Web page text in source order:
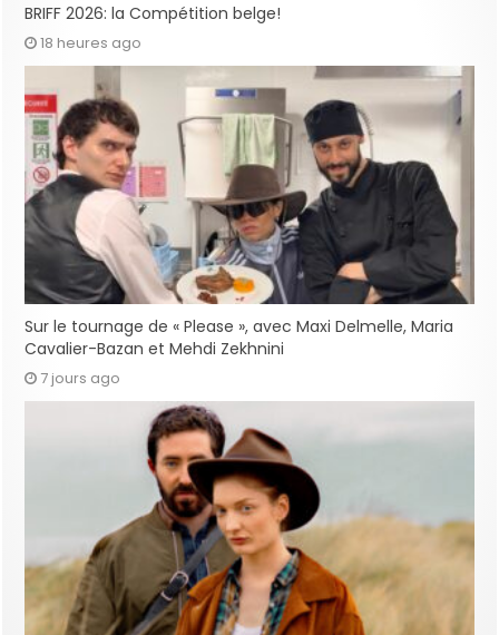
BRIFF 2026: la Compétition belge!
18 heures ago
Sur le tournage de « Please », avec Maxi Delmelle, Maria
Cavalier-Bazan et Mehdi Zekhnini
7 jours ago